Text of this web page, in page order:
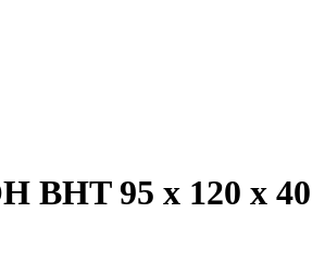
BHT 95 x 120 x 40